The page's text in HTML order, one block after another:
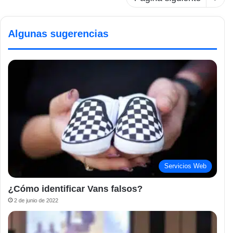
Algunas sugerencias
Servicios Web
¿Cómo identificar Vans falsos?
2 de junio de 2022